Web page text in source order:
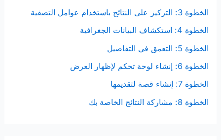
الخطوة 3: التركيز على النتائج باستخدام عوامل التصفية
الخطوة 4: استكشاف البيانات الجغرافية
الخطوة 5: التعمق في التفاصيل
الخطوة 6: إنشاء لوحة تحكم لإظهار العرض
الخطوة 7: إنشاء قصة لتقديمها
الخطوة 8: مشاركة النتائج الخاصة بك